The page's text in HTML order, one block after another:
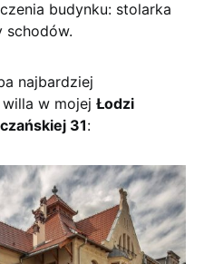
budynku: stolarka
schodów.
najbardziej
w mojej Łodzi
31: